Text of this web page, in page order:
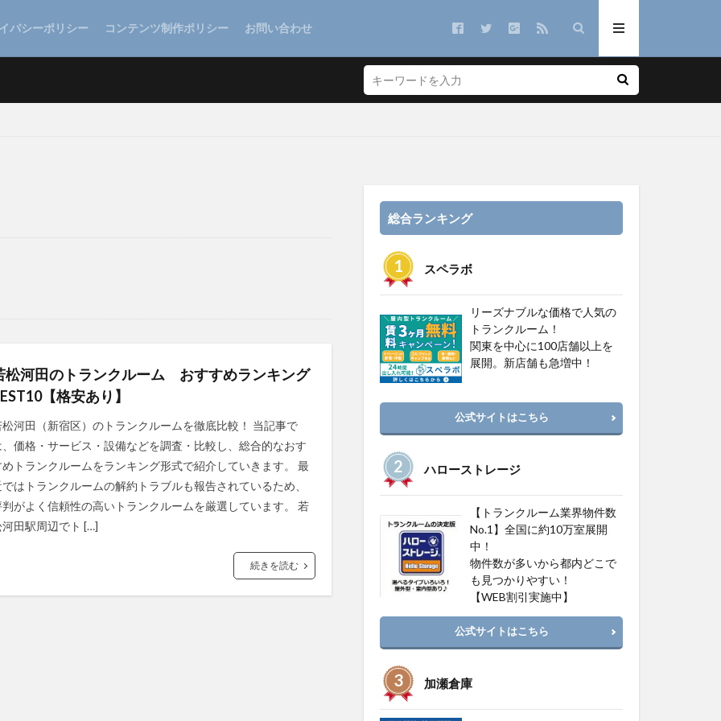
バシーポリシー コンテンツ制作ポリシー お問い合わせ
松河田のトランクルーム おすすめランキング
【格安あり】
松河田（新宿区）のトランクルームを徹底比較！ 当記事で
、価格・サービス・設備などを調査・比較し、総合的なおす
めトランクルームをランキング形式で紹介していきます。 最
はトランクルームの解約トラブルも報告されているため、
判がよく信頼性の高いトランクルームを厳選しています。 若
河田駅周辺でト […]
続きを読む
総合ランキング
スペラボ
リーズナブルな価格で人気の
トランクルーム！
関東を中心に100店舗以上を
展開。新店舗も急増中！
公式サイトはこちら
ハローストレージ
【トランクルーム業界物件数
No.1】全国に約10万室展開
中！
物件数が多いから都内どこで
も見つかりやすい！
【WEB割引実施中】
公式サイトはこちら
加瀬倉庫